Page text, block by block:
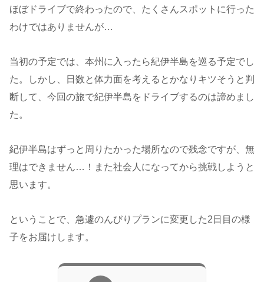
ほぼドライブで終わったので、たくさんスポットに行った
わけではありませんが…
当初の予定では、本州に入ったら紀伊半島を巡る予定でし
た。しかし、日数と体力面を考えるとかなりキツそうと判
断して、今回の旅で紀伊半島をドライブするのは諦めまし
た。
紀伊半島はずっと周りたかった場所なので残念ですが、無
理はできません…！また社会人になってから挑戦しようと
思います。
ということで、急遽のんびりプランに変更した2日目の様
子をお届けします。